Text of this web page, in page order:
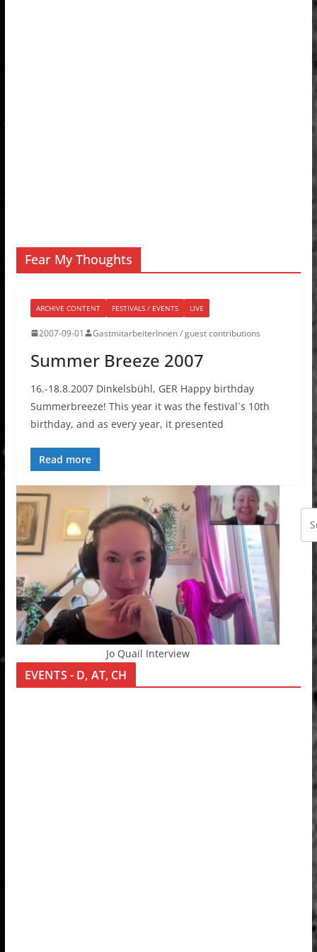
Fear My Thoughts
ARCHIVE CONTENT FESTIVALS / EVENTS LIVE
2007-09-01 GastmitarbeiterInnen / guest contributions
Summer Breeze 2007
16.-18.8.2007 Dinkelsbühl, GER Happy birthday
Summerbreeze! This year it was the festival´s 10th
birthday, and as every year, it presented
Read more
Jo Quail Interview
EVENTS - D, AT, CH